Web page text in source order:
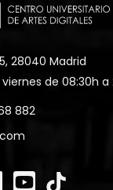
28040 Madrid
de 08:30h a
882